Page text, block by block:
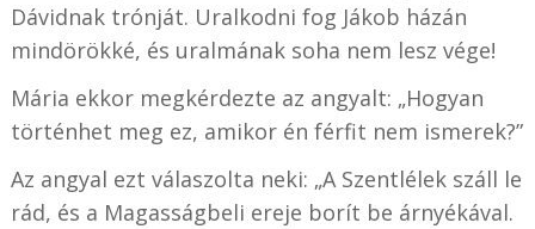
Dávidnak trónját. Uralkodni fog Jákob házán
mindörökké, és uralmának soha nem lesz vége!
Mária ekkor megkérdezte az angyalt: „Hogyan
történhet meg ez, amikor én férfit nem ismerek?”
Az angyal ezt válaszolta neki: „A Szentlélek száll le
rád, és a Magasságbeli ereje borít be árnyékával.